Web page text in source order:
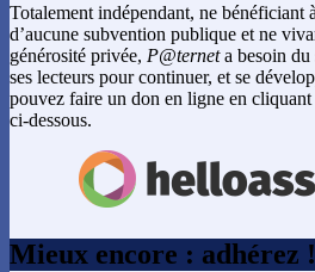
Totalement indépendant, ne bénéficiant
d’aucune subvention publique et ne
générosité privée, P@terneta besoin du
ses lecteurs pour continuer, et se
pouvez faire un don en ligne en cliquant
ci-dessous.
Mieux encore : adhérez !